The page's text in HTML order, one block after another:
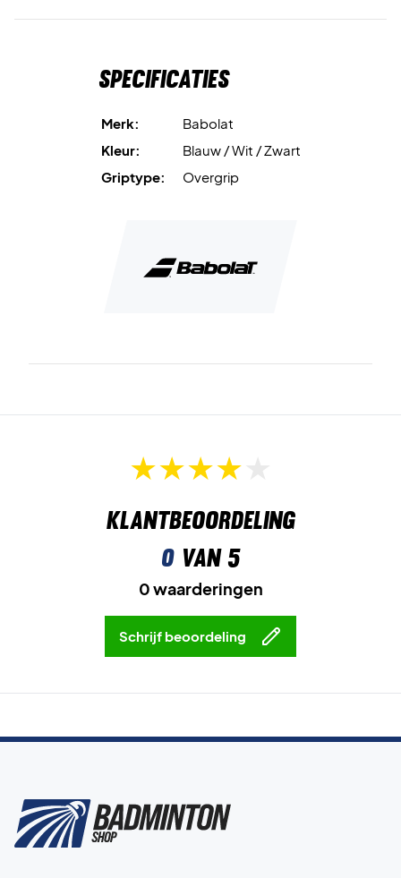
Specificaties
Merk:
Babolat
Kleur:
Blauw / Wit / Zwart
Griptype:
Overgrip
Klantbeoordeling
0van 5
0 waarderingen
Schrijf beoordeling